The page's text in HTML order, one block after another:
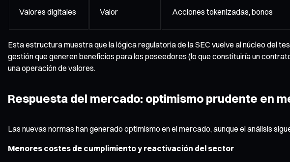
Valores digitales Valor Acciones tokenizadas, bonos
Esta estructura muestra que la lógica regulatoria de la SEC vuelve al núcleo del
gestión que generen beneficios para los poseedores (lo que constituiría un
una operación de valores.
Respuesta del mercado: optimismo prudente en
Las nuevas normas han generado optimismo en el mercado, aunque el análisis
Menores costes de cumplimiento y reactivación del sector